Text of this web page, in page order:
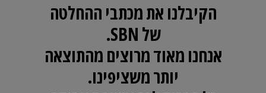
הקיבלנו את מכתבי ההחלטה
של SBN.
אנחנו מאוד מרוצים מהתוצאה
יותר משציפינו.